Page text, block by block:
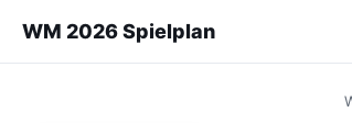
WM 2026 Spielplan